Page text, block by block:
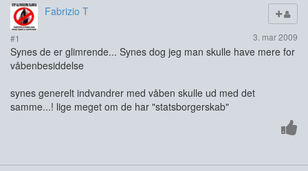
Fabrizio T
#1 3. mar 2009
Synes de er glimrende... Synes dog jeg man skulle have mere for
våbenbesiddelse
synes generelt indvandrer med våben skulle ud med det
samme...! lige meget om de har "statsborgerskab"